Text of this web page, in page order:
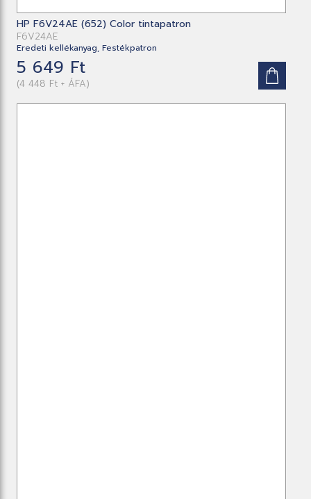
HP F6V24AE (652) Color tintapatron
F6V24AE
Eredeti kellékanyag, Festékpatron
5 649 Ft
(4 448 Ft + ÁFA)